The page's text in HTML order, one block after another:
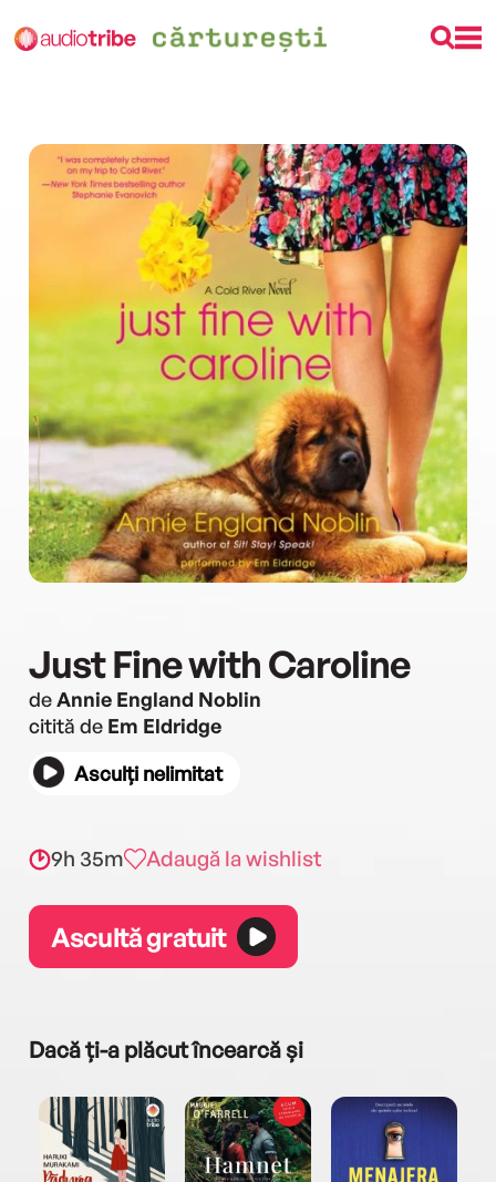
Just Fine with Caroline
deAnnie England Noblin
citită de Em Eldridge
Asculți nelimitat
9h 35m Adaugă la wishlist
Ascultă gratuit
Dacă ți-a plăcut încearcă și